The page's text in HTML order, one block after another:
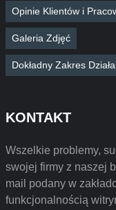
Opinie Klientów i
Galeria Zdjęć
Dokładny Zakres
KONTAKT
Wszelkie problemy,
swojej firmy z naszej
mail podany w
funkcjonalnością